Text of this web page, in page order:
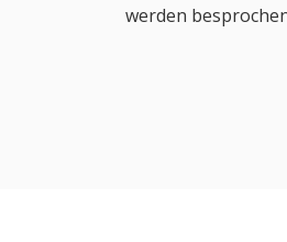
werden